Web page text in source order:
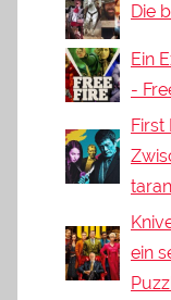
Die
Ein
-
First
ein